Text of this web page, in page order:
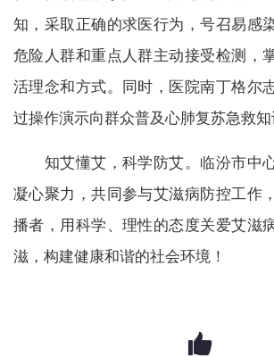
知，采取正确的求医行为，号召易感
危险人群和重点人群主动接受检测，
活理念和方式。同时，医院南丁格尔
过操作演示向群众普及心肺复苏急救知
知艾懂艾，科学防艾。临汾市中
凝心聚力，共同参与艾滋病防控工作
播者，用科学、理性的态度关爱艾滋
滋，构建健康和谐的社会环境！